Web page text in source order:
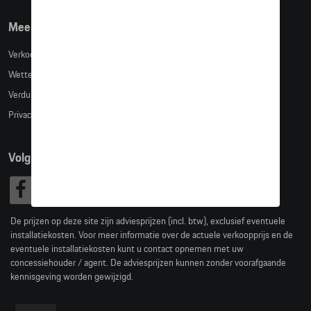
Meer info
Verkoopsvoorwaarden
Wettelijke bepalingen
Verduidelijking kledingmaten
Privacybeleid
Volg Ons
De prijzen op deze site zijn adviesprijzen (incl. btw), exclusief eventuele
installatiekosten. Voor meer informatie over de actuele verkoopprijs en de
eventuele installatiekosten kunt u contact opnemen met uw
concessiehouder / agent. De adviesprijzen kunnen zonder voorafgaande
kennisgeving worden gewijzigd.